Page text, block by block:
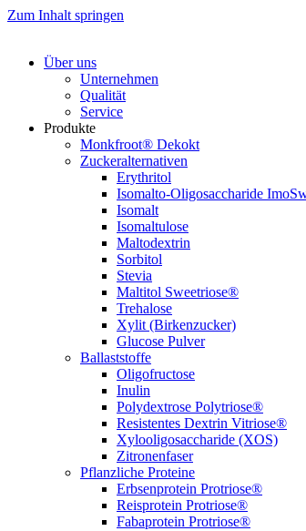
Zum Inhalt springen
Über uns
Unternehmen
Qualität
Service
Produkte
Monkfroot® Dekokt
Zuckeralternativen
Erythritol
Isomalto-Oligosaccharide
Isomalt
Isomaltulose
Maltodextrin
Sorbitol
Stevia
Maltitol Sweetriose®
Trehalose
Xylit (Birkenzucker)
Glucose Pulver
Ballaststoffe
Oligofructose
Inulin
Polydextrose Polytriose®
Resistentes Dextrin Vitriose®
Xylooligosaccharide (XOS)
Zitronenfaser
Pflanzliche Proteine
Erbsenprotein Protriose®
Reisprotein Protriose®
Fabaprotein Protriose®